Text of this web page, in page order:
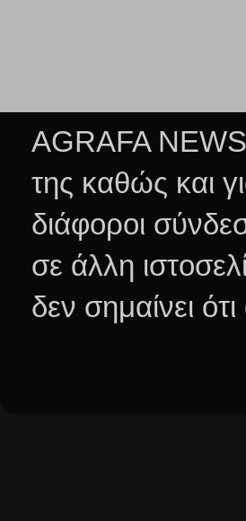
AGRAFA
της καθώς και
διάφοροι
σε άλλη
δεν σημαίνει